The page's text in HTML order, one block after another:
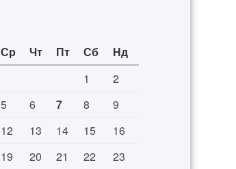
Ср Чт Пт Сб
Нд
1
2
5 6 7 8
9
12 13 14 15
16
19 20 21 22
23